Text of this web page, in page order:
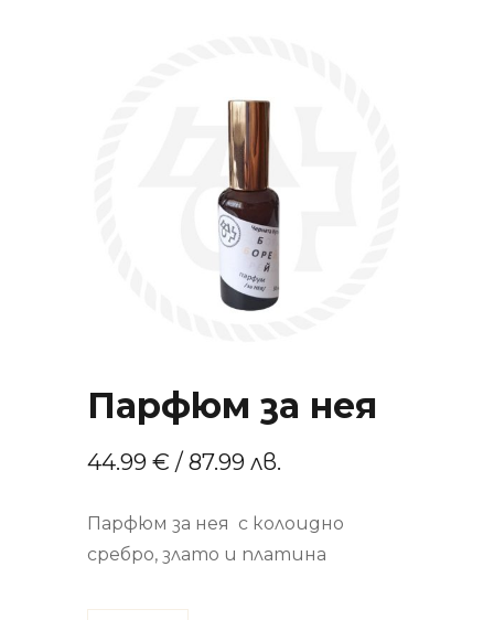
Парфюм за нея
44.99 € / 87.99 лв.
Парфюм за нея с колоидно
сребро, злато и платина